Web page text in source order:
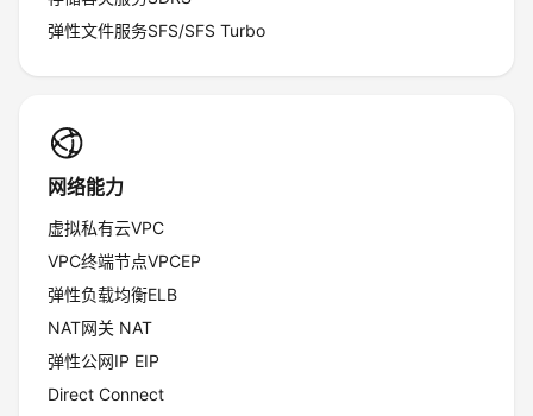
的
我
证
实
验
的
收
藏
持
建
议
弹性文件服务SFS/SFS Turbo
网络能力
虚拟私有云VPC
VPC终端节点VPCEP
弹性负载均衡ELB
NAT网关 NAT
弹性公网IP EIP
Direct Connect